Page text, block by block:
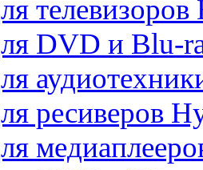
DVD и Blu-
ресиверов